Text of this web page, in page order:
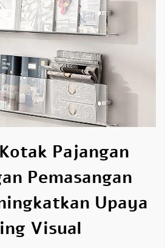
Pajangan
Pemasangan
Upaya
Visual